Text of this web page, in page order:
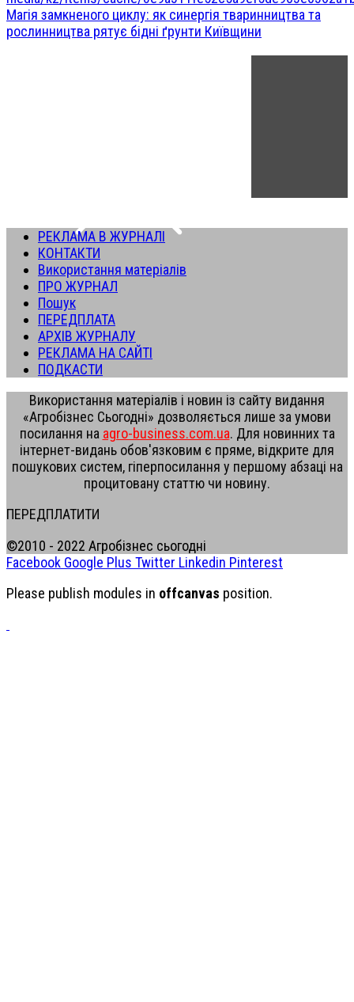
Магія замкненого циклу: як синергія тваринництва та
рослинництва рятує бідні ґрунти Київщини
РЕКЛАМА В ЖУРНАЛІ
КОНТАКТИ
Використання матеріалів
ПРО ЖУРНАЛ
Пошук
ПЕРЕДПЛАТА
АРХІВ ЖУРНАЛУ
РЕКЛАМА НА САЙТІ
ПОДКАСТИ
Використання матеріалів і новин із сайту видання
«Агробізнес Сьогодні» дозволяється лише за умови
посилання на agro-business.com.ua. Для новинних та
інтернет-видань обов'язковим є пряме, відкрите для
пошукових систем, гіперпосилання у першому абзаці на
процитовану статтю чи новину.
ПЕРЕДПЛАТИТИ
©2010 - 2022 Агробізнес сьогодні
Facebook Google Plus Twitter Linkedin Pinterest
Please publish modules in offcanvas position.